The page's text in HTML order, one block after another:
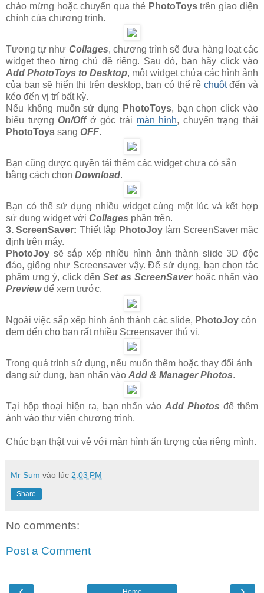
chào mừng hoặc chuyển qua thẻ PhotoToystrên giao diện
chính của chương trình.
Tương tự như Collages, chương trình sẽ đưa hàng loạt các
widget theo từng chủ đề riêng. Sau đó, bạn hãy click vào
Add PhotoToys to Desktop, một widget chứa các hình ảnh
của bạn sẽ hiển thị trên desktop, bạn có thể rê chuộtđến và
kéo đến vị trí bất kỳ.
Nếu không muốn sử dụng PhotoToys, bạn chọn click vào
biểu tượngOn/Offở góc trái màn hình, chuyển trạng thái
PhotoToys sang OFF.
Bạn cũng được quyền tải thêm các widget chưa có sẵn
bằng cách chọn Download.
Bạn có thể sử dụng nhiều widget cùng một lúc và kết hợp
sử dụng widget với Collages phần trên.
3. ScreenSaver: Thiết lập PhotoJoylàm ScreenSaver mặc
định trên máy.
PhotoJoy sẽ sắp xếp nhiều hình ảnh thành slide 3D độc
đáo, giống như Screensaver vậy. Để sử dụng, bạn chọn tác
phẩm ưng ý, click đến Set as ScreenSaverhoặc nhấn vào
Previewđể xem trước.
Ngoài việc sắp xếp hình ảnh thành các slide, PhotoJoy còn
đem đến cho bạn rất nhiều Screensaver thú vị.
Trong quá trình sử dụng, nếu muốn thêm hoặc thay đổi ảnh
đang sử dụng, bạn nhấn vào Add & Manager Photos.
Tại hộp thoại hiện ra, bạn nhấn vàoAdd Photos để thêm
ảnh vào thư viện chương trình.
Chúc bạn thật vui vẻ với màn hình ấn tượng của riêng mình.
Mr Sum vào lúc 2:03 PM
Share
No comments:
Post a Comment